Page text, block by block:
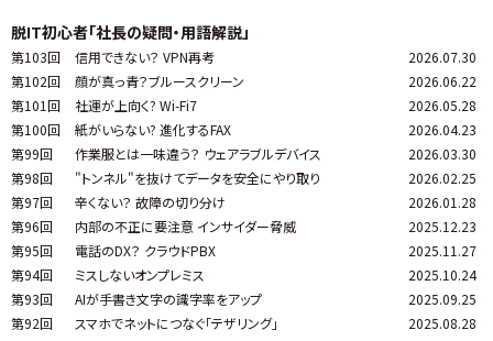
脱IT初心者「社長の疑問・用語解説」
第103回 信用できない？ VPN再考
2026.07.30
第102回
顔が真っ青？ブルースクリーン
2026.06.22
第101回
社運が上向く? Wi-Fi7
2026.05.28
第100回
紙がいらない? 進化するFAX
2026.04.23
第99回
作業服とは一味違う？ ウェアラブルデバイス
2026.03.30
第98回
"トンネル"を抜けてデータを安全にやり取り
2026.02.25
第97回
辛くない？ 故障の切り分け
2026.01.28
第96回
内部の不正に要注意 インサイダー脅威
2025.12.23
第95回
電話のDX？ クラウドPBX
2025.11.27
第94回
ミスしないオンプレミス
2025.10.24
第93回
AIが手書き文字の識字率をアップ
2025.09.25
第92回
スマホでネットにつなぐ「テザリング」
2025.08.28